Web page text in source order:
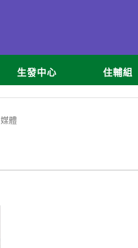
生發中心 住輔組
媒體